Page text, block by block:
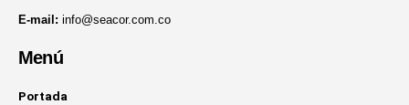
E-mail: info@seacor.com.co
Menú
Portada